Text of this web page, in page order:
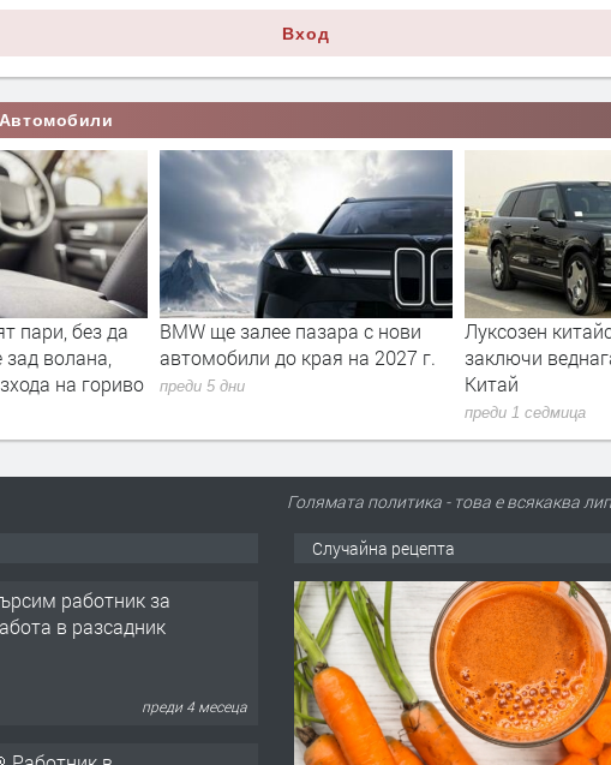
Вход
с нови
на 2027 г.
Луксозен китайски SUV се
заключи веднага щом напусна
Китай
BMW XM не е
това е най-
на BMW M
преди 1 седмица
Голямата политика - това е всякаква
Работник в
преди 4 месеца
Случайна рецепта